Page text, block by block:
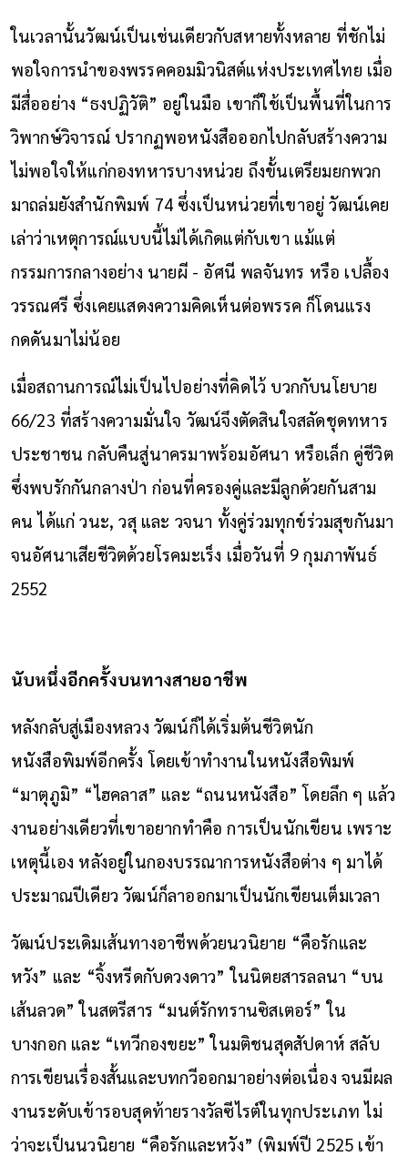
ในเวลานั้นวัฒน์เป็นเช่นเดียวกับสหายทั้งหลาย ที่ชักไม่
พอใจการนำของพรรคคอมมิวนิสต์แห่งประเทศไทย เมื่อ
มีสื่ออย่าง “ธงปฏิวัติ” อยู่ในมือ เขาก็ใช้เป็นพื้นที่ในการ
วิพากษ์วิจารณ์ ปรากฏพอหนังสือออกไปกลับสร้างความ
ไม่พอใจให้แก่กองทหารบางหน่วย ถึงขั้นเตรียมยกพวก
มาถล่มยังสำนักพิมพ์ 74 ซึ่งเป็นหน่วยที่เขาอยู่ วัฒน์เคย
เล่าว่าเหตุการณ์แบบนี้ไม่ได้เกิดแต่กับเขา แม้แต่
กรรมการกลางอย่าง นายผี - อัศนี พลจันทร หรือ เปลื้อง
วรรณศรี ซึ่งเคยแสดงความคิดเห็นต่อพรรค ก็โดนแรง
กดดันมาไม่น้อย
เมื่อสถานการณ์ไม่เป็นไปอย่างที่คิดไว้ บวกกับนโยบาย
66/23 ที่สร้างความมั่นใจ วัฒน์จึงตัดสินใจสลัดชุดทหาร
ประชาชน กลับคืนสู่นาครมาพร้อมอัศนา หรือเล็ก คู่ชีวิต
ซึ่งพบรักกันกลางป่า ก่อนที่ครองคู่และมีลูกด้วยกันสาม
คน ได้แก่ วนะ, วสุ และ วจนา ทั้งคู่ร่วมทุกข์ร่วมสุขกันมา
จนอัศนาเสียชีวิตด้วยโรคมะเร็ง เมื่อวันที่ 9 กุมภาพันธ์
2552
นับหนึ่งอีกครั้งบนทางสายอาชีพ
หลังกลับสู่เมืองหลวง วัฒน์ก็ได้เริ่มต้นชีวิตนัก
หนังสือพิมพ์อีกครั้ง โดยเข้าทำงานในหนังสือพิมพ์
“มาตุภูมิ” “ไฮคลาส” และ “ถนนหนังสือ” โดยลึก ๆ แล้ว
งานอย่างเดียวที่เขาอยากทำคือ การเป็นนักเขียน เพราะ
เหตุนี้เอง หลังอยู่ในกองบรรณาการหนังสือต่าง ๆ มาได้
ประมาณปีเดียว วัฒน์ก็ลาออกมาเป็นนักเขียนเต็มเวลา
วัฒน์ประเดิมเส้นทางอาชีพด้วยนวนิยาย “คือรักและ
หวัง” และ “จิ้งหรีดกับดวงดาว” ในนิตยสารลลนา “บน
เส้นลวด” ในสตรีสาร “มนต์รักทรานซิสเตอร์” ใน
บางกอก และ “เทวีกองขยะ” ในมติชนสุดสัปดาห์ สลับ
การเขียนเรื่องสั้นและบทกวีออกมาอย่างต่อเนื่อง จนมีผล
งานระดับเข้ารอบสุดท้ายรางวัลซีไรต์ในทุกประเภท ไม่
ว่าจะเป็นนวนิยาย “คือรักและหวัง” (พิมพ์ปี 2525 เข้า